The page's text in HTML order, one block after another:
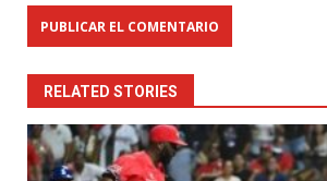
RELATED STORIES